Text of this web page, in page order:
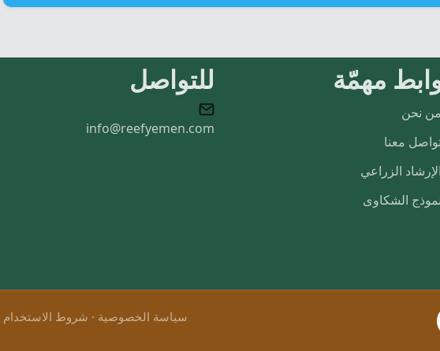
مهمّة
من نحن
معنا
الإرشاد الزراعي
نموذج الشكاوى
للتواصل
info@reefyemen.com
سياسة الخصوصية · شروط الاستخدام